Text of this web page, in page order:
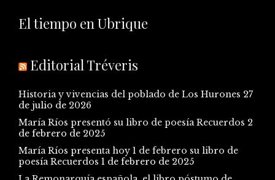
El tiempo en Ubrique
Editorial Tréveris
Historia y vivencias del poblado de Los Hurones 27
de julio de 2026
María Ríos presentó su libro de poesía Recuerdos 2
de febrero de 2025
María Ríos presenta hoy 1 de febrero su libro de
poesía Recuerdos 1 de febrero de 2025